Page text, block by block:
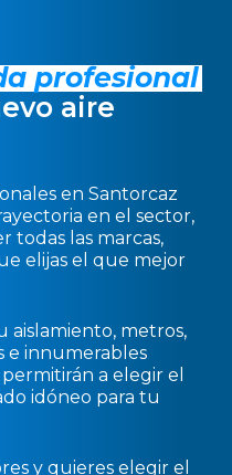
profesional
aire
en Santorcaz
en el sector,
todas las marcas,
elijas el que mejor
aislamiento, metros,
e innumerables
a elegir el
idóneo para tu
y quieres elegir el